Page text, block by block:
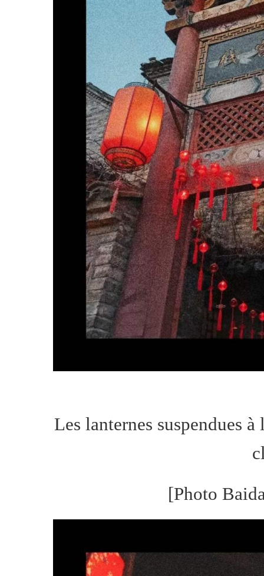
Les lanternes suspendues
[Photo